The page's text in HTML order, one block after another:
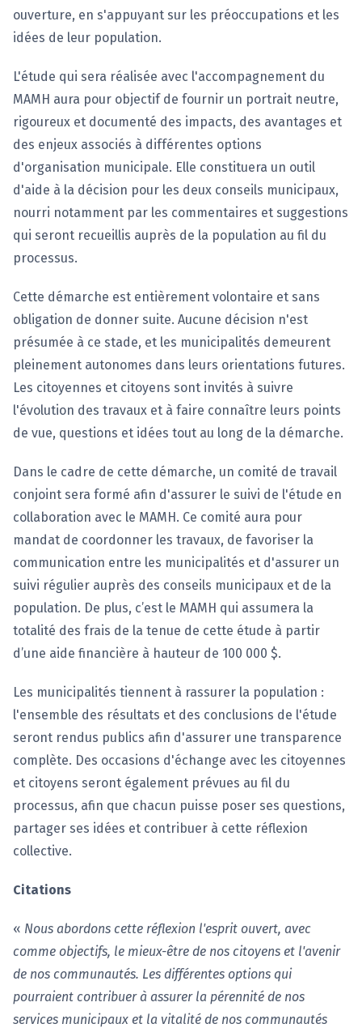
ouverture, en s'appuyant sur les préoccupations et les
idées de leur population.
L'étude qui sera réalisée avec l'accompagnement du
MAMH aura pour objectif de fournir un portrait neutre,
rigoureux et documenté des impacts, des avantages et
des enjeux associés à différentes options
d'organisation municipale. Elle constituera un outil
d'aide à la décision pour les deux conseils municipaux,
nourri notamment par les commentaires et suggestions
qui seront recueillis auprès de la population au fil du
processus.
Cette démarche est entièrement volontaire et sans
obligation de donner suite. Aucune décision n'est
présumée à ce stade, et les municipalités demeurent
pleinement autonomes dans leurs orientations futures.
Les citoyennes et citoyens sont invités à suivre
l'évolution des travaux et à faire connaître leurs points
de vue, questions et idées tout au long de la démarche.
Dans le cadre de cette démarche, un comité de travail
conjoint sera formé afin d'assurer le suivi de l'étude en
collaboration avec le MAMH. Ce comité aura pour
mandat de coordonner les travaux, de favoriser la
communication entre les municipalités et d'assurer un
suivi régulier auprès des conseils municipaux et de la
population. De plus, c’est le MAMH qui assumera la
totalité des frais de la tenue de cette étude à partir
d’une aide financière à hauteur de 100 000 $.
Les municipalités tiennent à rassurer la population :
l'ensemble des résultats et des conclusions de l'étude
seront rendus publics afin d'assurer une transparence
complète. Des occasions d'échange avec les citoyennes
et citoyens seront également prévues au fil du
processus, afin que chacun puisse poser ses questions,
partager ses idées et contribuer à cette réflexion
collective.
Citations
« Nous abordons cette réflexion l'esprit ouvert, avec
comme objectifs, le mieux-être de nos citoyens et l'avenir
de nos communautés. Les différentes options qui
pourraient contribuer à assurer la pérennité de nos
services municipaux et la vitalité de nos communautés